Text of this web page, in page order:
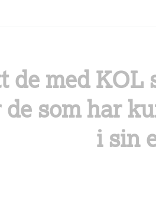
de med
som har
i sin